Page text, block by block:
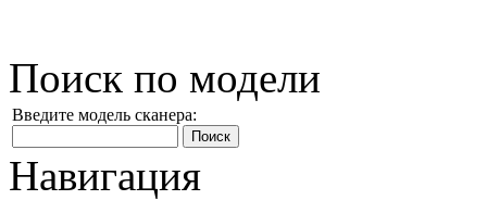
Поиск по модели
Введите модель сканера:
Навигация